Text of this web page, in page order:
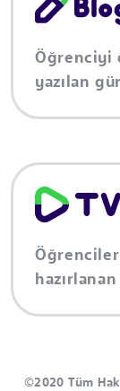
Öğrenciyi
yazılan
©2020 Tüm